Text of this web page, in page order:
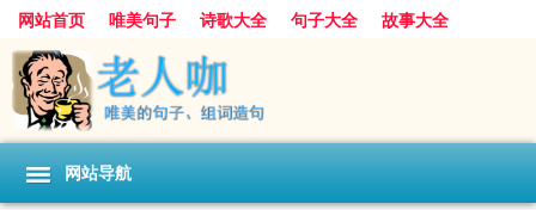
网站首页 唯美句子 诗歌大全 句子大全
故事大全
人生感悟
其他美文 美文欣赏
感人故事
句子分类
网站导航